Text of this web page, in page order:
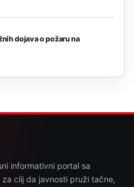
dojava o požaru na
informativni portal sa
cilj da javnosti pruži tačne,